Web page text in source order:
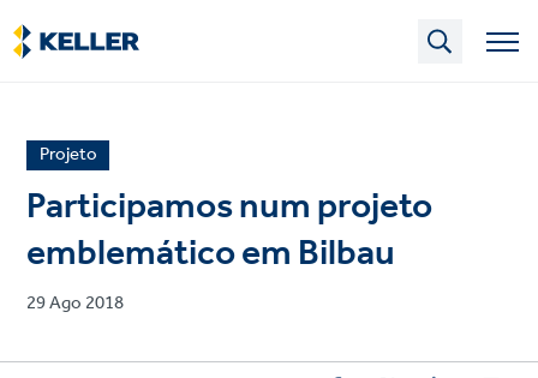
Skip
to
main
News
article
category
Projeto
Participamos num projeto
emblemático em Bilbau
Published
29 Ago 2018